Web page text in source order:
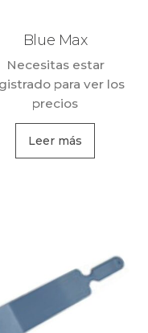
Blue Max
Necesitas estar
para ver los
precios
Leer más